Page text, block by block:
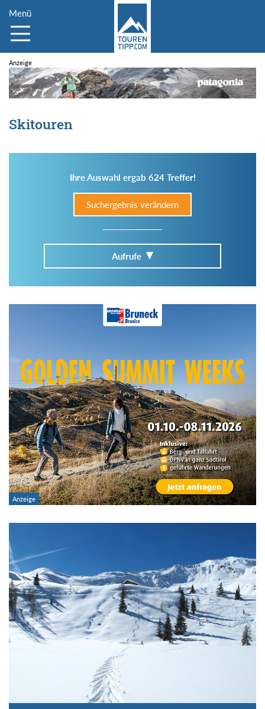
Menü
Skitouren
Ihre Auswahl ergab 624 Treffer!
Suchergebnis verändern
Aufrufe
Im Tourenarchiv suchen
Region:
Gebirge:
Art der Tour:
von
Kondition (Tourdauer):
von
bis
Suchbegriff: